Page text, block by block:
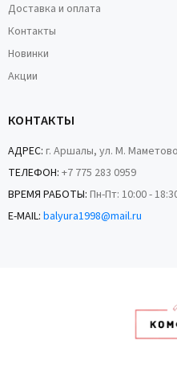
Доставка и оплата
Контакты
Новинки
Акции
КОНТАКТЫ
АДРЕС: г. Аршалы, ул. М.
ТЕЛЕФОН: +7 775 283 0959
ВРЕМЯ РАБОТЫ: Пн-Пт: 10:00 -
E-MAIL: balyura1998@mail.ru